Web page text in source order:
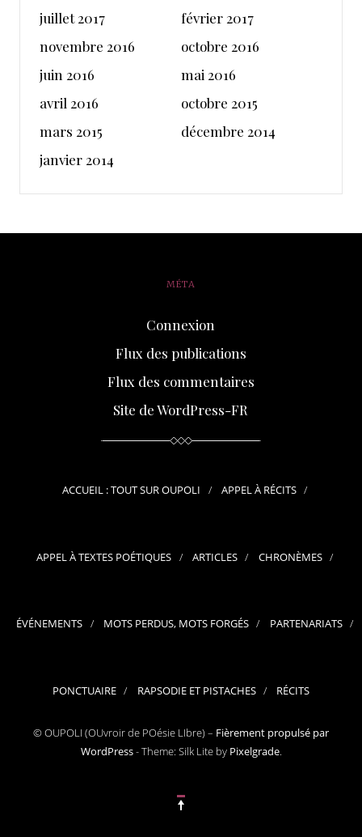
juillet 2017
février 2017
novembre 2016
octobre 2016
juin 2016
mai 2016
avril 2016
octobre 2015
mars 2015
décembre 2014
janvier 2014
MÉTA
Connexion
Flux des publications
Flux des commentaires
Site de WordPress-FR
ACCUEIL : TOUT SUR OUPOLI APPEL À RÉCITS
APPEL À TEXTES POÉTIQUES ARTICLES CHRONÈMES
ÉVÉNEMENTS MOTS PERDUS, MOTS FORGÉS PARTENARIATS
PONCTUAIRE RAPSODIE ET PISTACHES RÉCITS
© OUPOLI (OUvroir de POésie LIbre) – Fièrement propulsé par
WordPress-Theme: Silk Lite by Pixelgrade.